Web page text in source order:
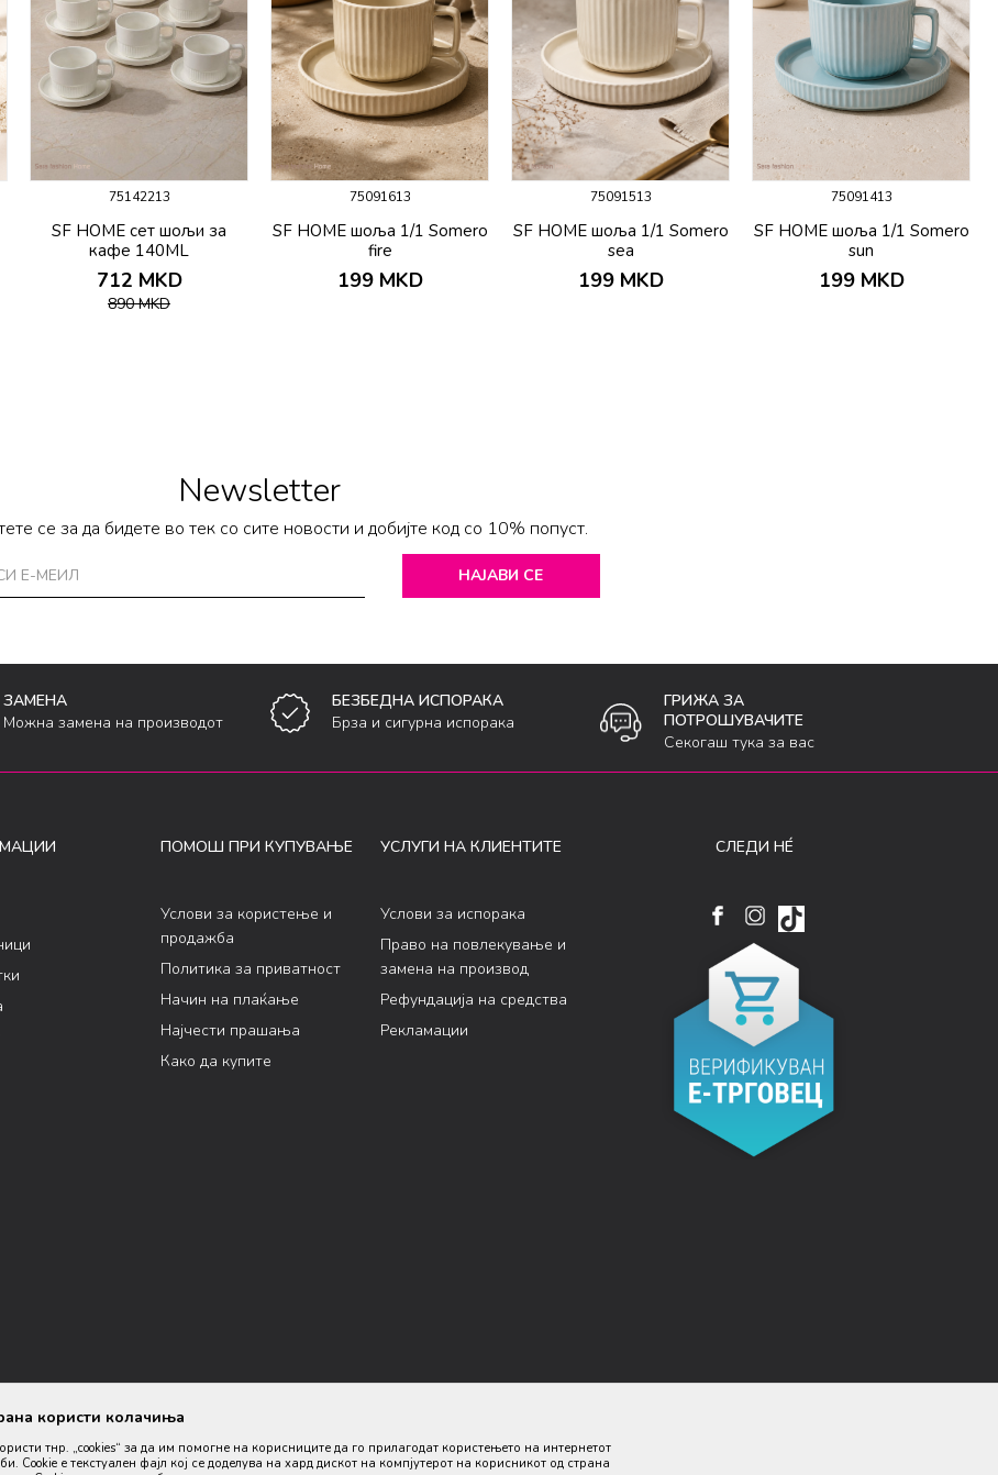
75142213
SF HOME сет шољи за
кафе 140ML
712 MKD
890MKD
75091613
SF HOME шоља 1/1 Somero
fire
199 MKD
75091513
SF HOME шоља 1/1 Somero
sea
199 MKD
75091413
SF HOME шоља 1/1 Somero
sun
199 MKD
Newsletter
се за да бидете во тек со сите новости и добијте код со 10% попуст.
НАЈАВИ СЕ
ЗАМЕНА
Можна замена на производот
БЕЗБЕДНА ИСПОРАКА
Брза и сигурна испорака
ГРИЖА ЗА
ПОТРОШУВАЧИТЕ
Секогаш тука за вас
ПОМОШ ПРИ КУПУВАЊЕ
Услови за користење и
продажба
Политика за приватност
Начин на плаќање
Најчести прашања
Како да купите
УСЛУГИ НА КЛИЕНТИТЕ
Услови за испорака
Право на повлекување и
замена на производ
Рефундација на средства
Рекламации
СЛЕДИ НÉ
користи колачиња
тнр. „cookies“ за да им помогне на корисниците да го прилагодат користењето на интернетот
Cookie е текстуален фајл кој се доделува на хард дискот на компјутерот на корисникот од страна